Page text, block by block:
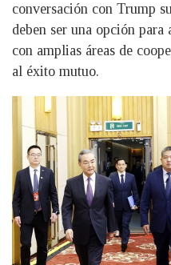
conversación con Trump
deben ser una opción para
con amplias áreas de
al éxito mutuo.